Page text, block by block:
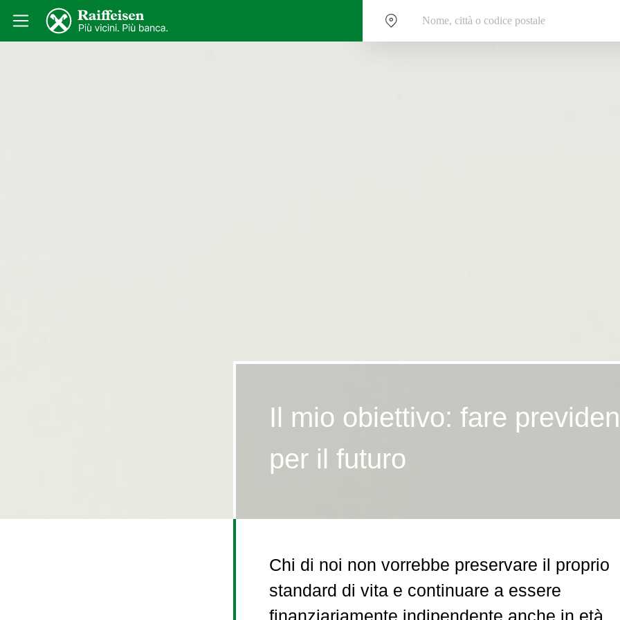
Il mio obiettivo: fare
per il futuro
Chi di noi non vorrebbe preservare il proprio
standard di vita e continuare a essere
finanziariamente indipendente anche in età